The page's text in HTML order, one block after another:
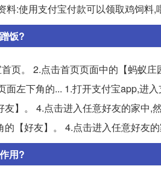
:使用支付宝付款可以领取鸡饲料,
饭?
页。 2.点击首页页面中的【蚂蚁
面左下角的... 1.打开支付宝app,进
】。 4.点击进入任意好友的家中,
【好友】。 4.点击进入任意好友
用?